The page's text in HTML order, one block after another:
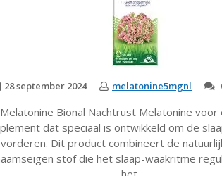
28 september 2024 melatonine5mgnl
Bional Nachtrust Melatonine
dat speciaal is ontwikkeld om de
Dit product combineert de
stof die het slaap-waakritme